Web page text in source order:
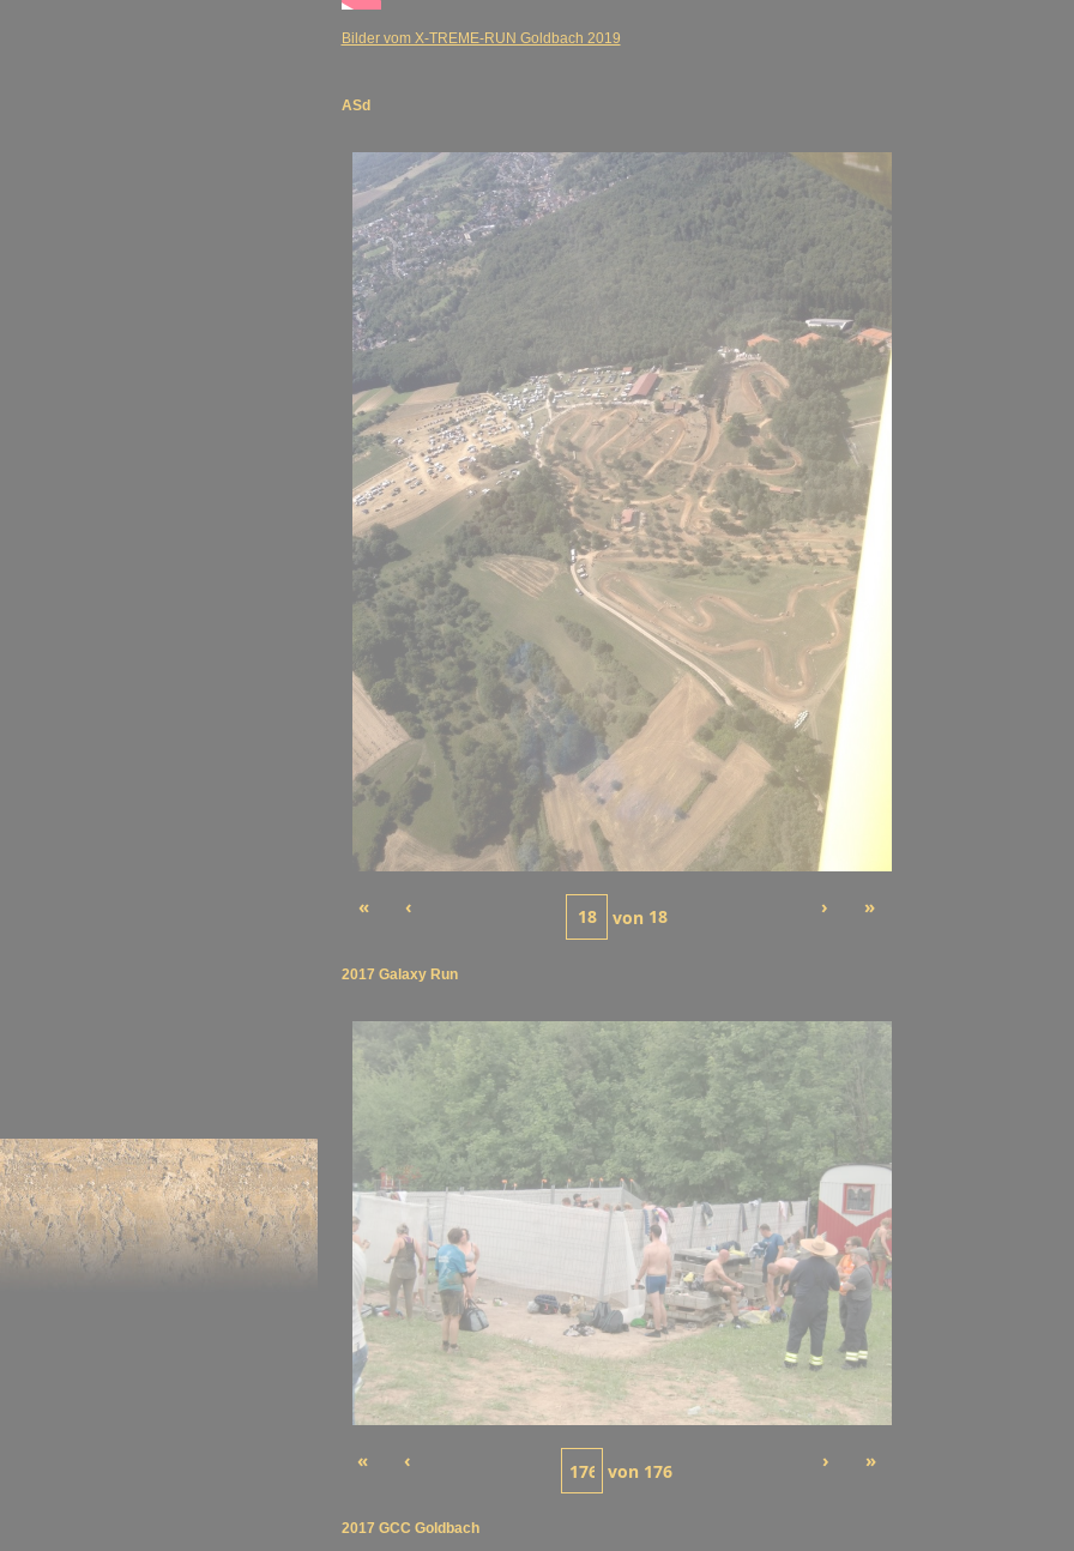
Bilder vom X-TREME-RUN Goldbach 2019
ASd
« ‹ von 18 › »
2017 Galaxy Run
« ‹ von 176 › »
2017 GCC Goldbach